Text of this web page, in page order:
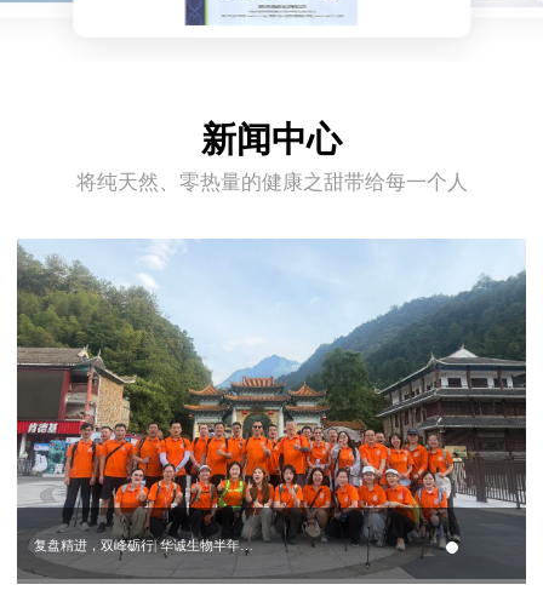
新闻中心
将纯天然、零热量的健康之甜带给每一个人
复盘精进，双峰砺行| 华诚生物半年…